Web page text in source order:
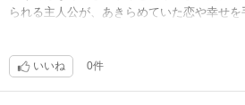
られる主人公が、あきらめていた恋や幸せ
いいね 0件